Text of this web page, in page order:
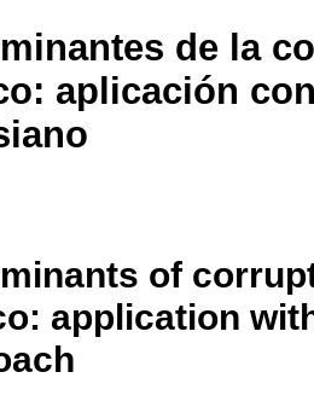
de la
aplicación
of
application